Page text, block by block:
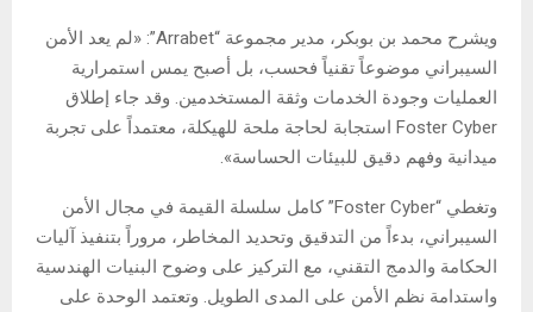
ويشرح محمد بن بوبكر، مدير مجموعة “Arrabet”: «لم يعد الأمن
السيبراني موضوعاً تقنياً فحسب، بل أصبح يمس استمرارية
العمليات وجودة الخدمات وثقة المستخدمين. وقد جاء إطلاق
Foster Cyber استجابة لحاجة ملحة للهيكلة، معتمداً على تجربة
ميدانية وفهم دقيق للبيئات الحساسة».
وتغطي “Foster Cyber” كامل سلسلة القيمة في مجال الأمن
السيبراني، بدءاً من التدقيق وتحديد المخاطر، مروراً بتنفيذ آليات
الحكامة والدمج التقني، مع التركيز على وضوح البنيات الهندسية
واستدامة نظم الأمن على المدى الطويل. وتعتمد الوحدة على